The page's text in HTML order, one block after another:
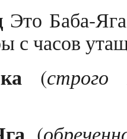
Это Баба-
с часов
(строго